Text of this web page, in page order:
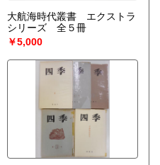
大航海時代叢書 エクストラ
シリーズ 全５冊
￥5,000